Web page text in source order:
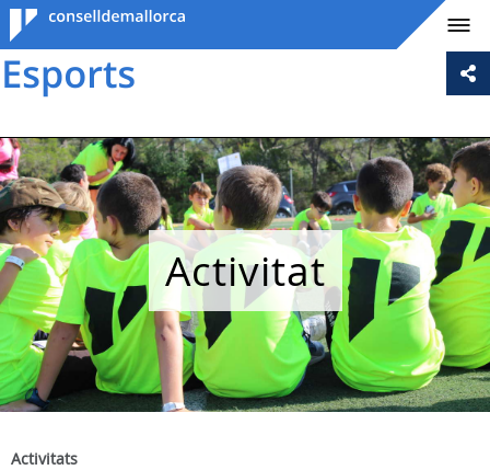
Consell de
Mallorca
Activitat
Activitats